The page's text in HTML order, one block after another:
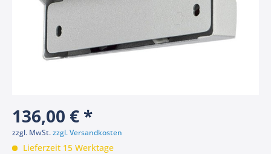
136,00 € *
zzgl. MwSt.zzgl. Versandkosten
Lieferzeit 15 Werktage